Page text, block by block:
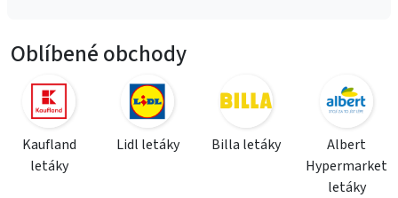
Oblíbené obchody
Kaufland
letáky
Lidl letáky Billa letáky
Albert
Hypermarket
letáky